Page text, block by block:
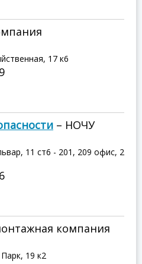
17 к6
– НОЧУ
11 ст6 - 201, 209 офис, 2
компания
19 к2